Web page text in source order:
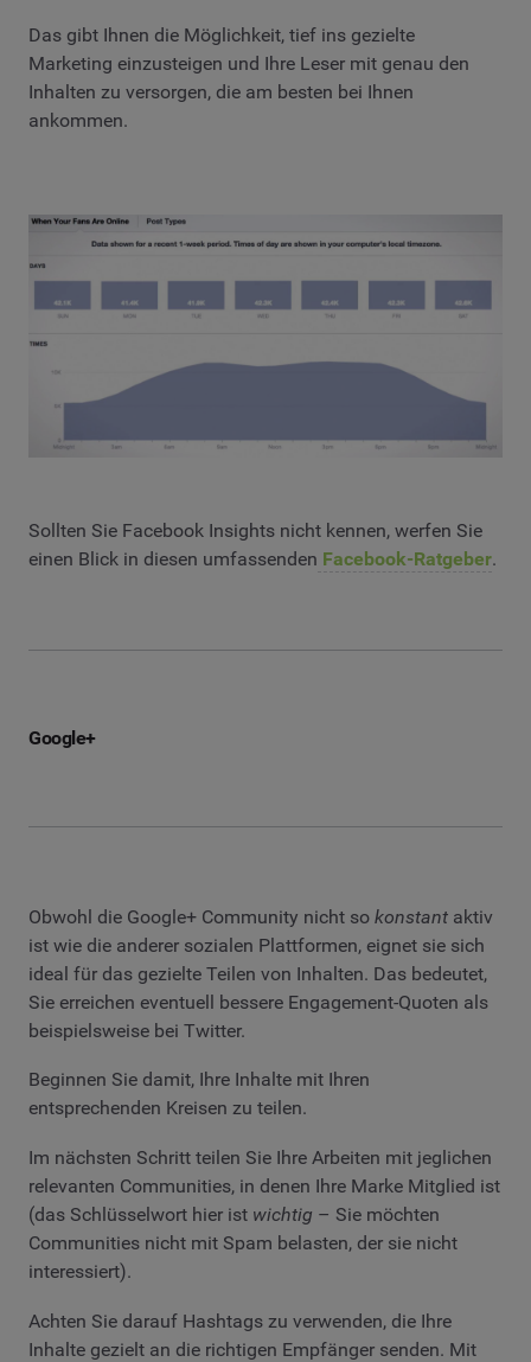
Das gibt Ihnen die Möglichkeit, tief ins gezielte
Marketing einzusteigen und Ihre Leser mit genau den
Inhalten zu versorgen, die am besten bei Ihnen
ankommen.
Sollten Sie Facebook Insights nicht kennen, werfen Sie
einen Blick in diesen umfassenden Facebook-Ratgeber.
Google+
Obwohl die Google+ Community nicht so konstant aktiv
ist wie die anderer sozialen Plattformen, eignet sie sich
ideal für das gezielte Teilen von Inhalten. Das bedeutet,
Sie erreichen eventuell bessere Engagement-Quoten als
beispielsweise bei Twitter.
Beginnen Sie damit, Ihre Inhalte mit Ihren
entsprechenden Kreisen zu teilen.
Im nächsten Schritt teilen Sie Ihre Arbeiten mit jeglichen
relevanten Communities, in denen Ihre Marke Mitglied ist
(das Schlüsselwort hier ist wichtig – Sie möchten
Communities nicht mit Spam belasten, der sie nicht
interessiert).
Achten Sie darauf Hashtags zu verwenden, die Ihre
Inhalte gezielt an die richtigen Empfänger senden. Mit